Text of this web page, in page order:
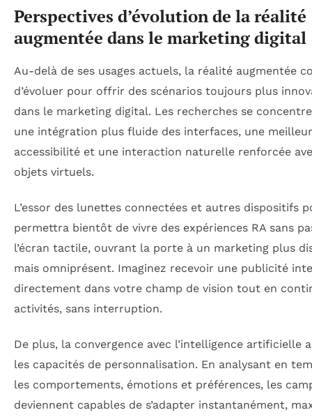
Perspectives d’évolution de la réalité
augmentée dans le marketing digital
Au-delà de ses usages actuels, la réalité augmentée
d’évoluer pour offrir des scénarios toujours plus
dans le marketing digital. Les recherches se
une intégration plus fluide des interfaces, une
accessibilité et une interaction naturelle renforcée
objets virtuels.
L’essor des lunettes connectées et autres dispositifs
permettra bientôt de vivre des expériences RA sans
l’écran tactile, ouvrant la porte à un marketing plus
mais omniprésent. Imaginez recevoir une publicité
directement dans votre champ de vision tout en
activités, sans interruption.
De plus, la convergence avec l’intelligence artificielle
les capacités de personnalisation. En analysant en
les comportements, émotions et préférences, les
deviennent capables de s’adapter instantanément,